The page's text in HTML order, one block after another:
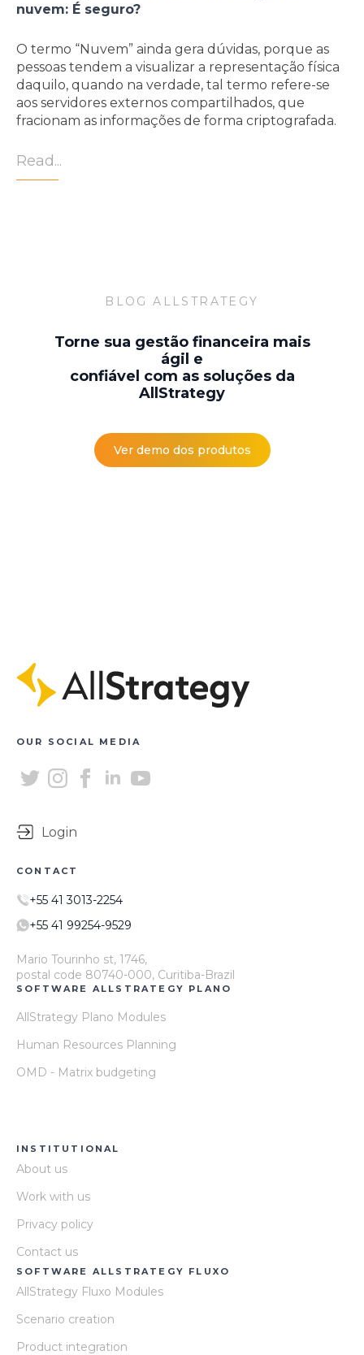
nuvem: É seguro?
O termo “Nuvem” ainda gera dúvidas, porque as
pessoas tendem a visualizar a representação física
daquilo, quando na verdade, tal termo refere-se
aos servidores externos compartilhados, que
fracionam as informações de forma criptografada.
Read...
BLOG ALLSTRATEGY
Torne sua gestão financeira mais
ágil e
confiável com as soluções da
AllStrategy
Ver demo dos produtos
OUR SOCIAL MEDIA
Login
CONTACT
+55 41 3013-2254
+55 41 99254-9529
Mario Tourinho st, 1746,
postal code 80740-000, Curitiba-Brazil
SOFTWARE ALLSTRATEGY PLANO
AllStrategy Plano Modules
Human Resources Planning
OMD - Matrix budgeting
INSTITUTIONAL
About us
Work with us
Privacy policy
Contact us
SOFTWARE ALLSTRATEGY FLUXO
AllStrategy Fluxo Modules
Scenario creation
Product integration